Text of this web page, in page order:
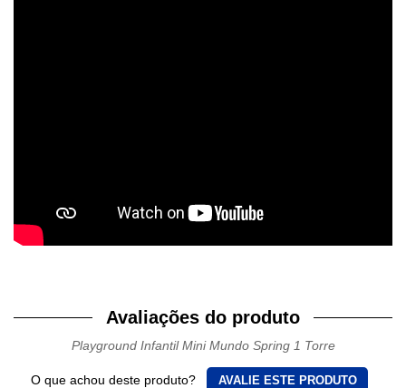
Avaliações do produto
Playground Infantil Mini Mundo Spring 1 Torre
O que achou deste produto? AVALIE ESTE PRODUTO